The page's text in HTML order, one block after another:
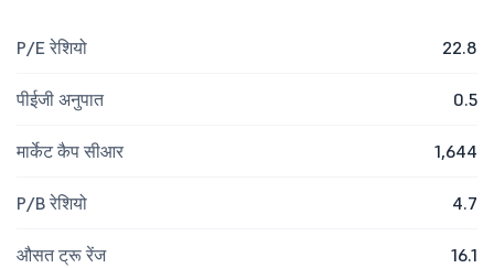
P/E रेशियो 22.8
पीईजी अनुपात 0.5
मार्केट कैप सीआर 1,644
P/B रेशियो 4.7
औसत ट्रू रेंज 16.1